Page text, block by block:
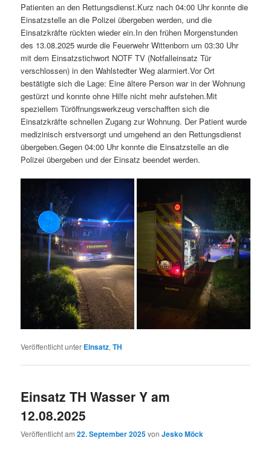
Patienten an den Rettungsdienst.Kurz nach 04:00 Uhr konnte die
Einsatzstelle an die Polizei übergeben werden, und die
Einsatzkräfte rückten wieder ein.In den frühen Morgenstunden
des 13.08.2025 wurde die Feuerwehr Wittenborn um 03:30 Uhr
mit dem Einsatzstichwort NOTF TV (Notfalleinsatz Tür
verschlossen) in den Wahlstedter Weg alarmiert.Vor Ort
bestätigte sich die Lage: Eine ältere Person war in der Wohnung
gestürzt und konnte ohne Hilfe nicht mehr aufstehen.Mit
speziellem Türöffnungswerkzeug verschafften sich die
Einsatzkräfte schnellen Zugang zur Wohnung. Der Patient wurde
medizinisch erstversorgt und umgehend an den Rettungsdienst
übergeben.Gegen 04:00 Uhr konnte die Einsatzstelle an die
Polizei übergeben und der Einsatz beendet werden.
Veröffentlicht unter Einsatz,TH
Einsatz TH Wasser Y am
12.08.2025
Veröffentlicht am22. September 2025vonJesko Möck